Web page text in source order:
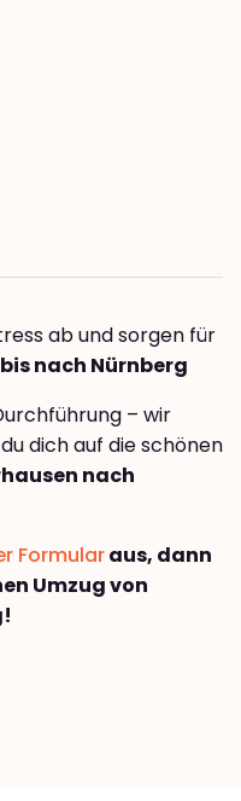
ab und sorgen für
nach Nürnberg
– wir
dich auf die schönen
nach
Formularaus, dann
Umzug von